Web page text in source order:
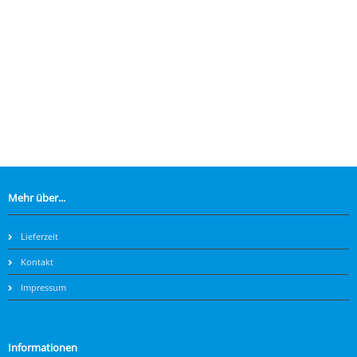
Mehr über...
Lieferzeit
Kontakt
Impressum
Informationen